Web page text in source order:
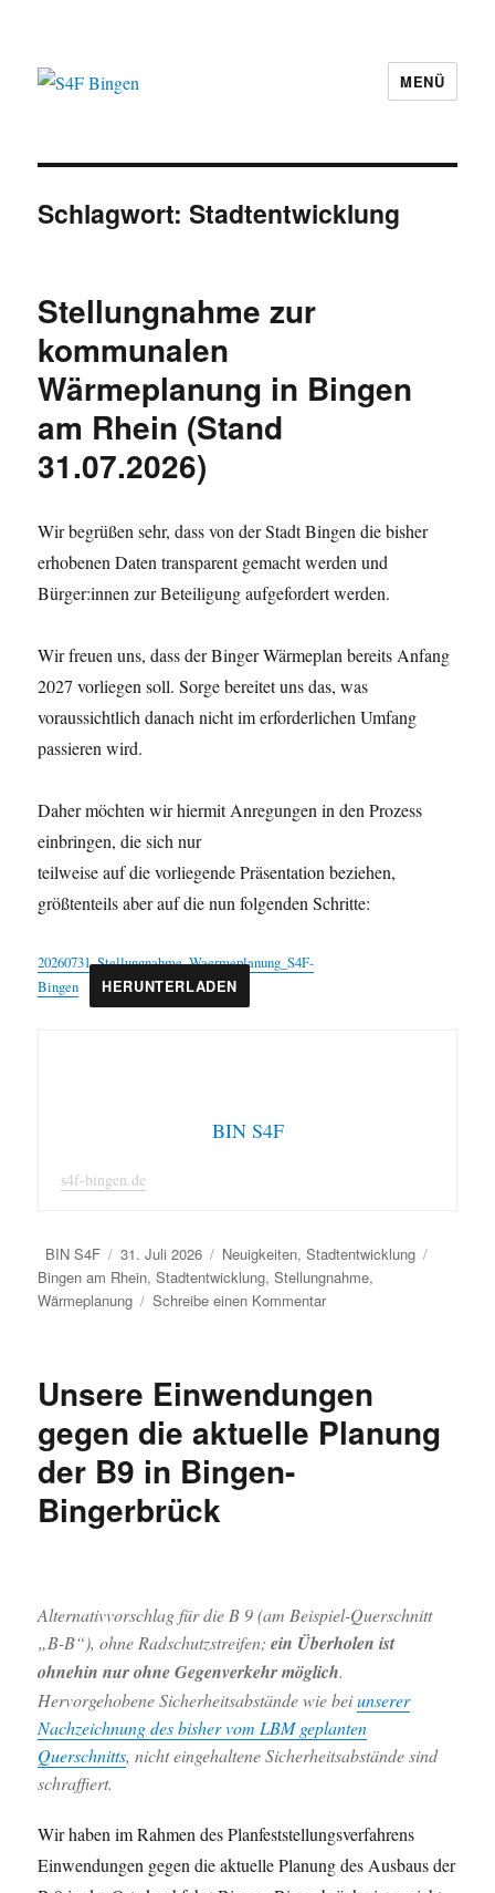
MENÜ
Schlagwort:Stadtentwicklung
Stellungnahme zur
kommunalen
Wärmeplanung in Bingen
am Rhein (Stand
31.07.2026)
Wir begrüßen sehr, dass von der Stadt Bingen die bisher
erhobenen Daten transparent gemacht werden und
Bürger:innen zur Beteiligung aufgefordert werden.
Wir freuen uns, dass der Binger Wärmeplan bereits Anfang
2027 vorliegen soll. Sorge bereitet uns das, was
voraussichtlich danach nicht im erforderlichen Umfang
passieren wird.
Daher möchten wir hiermit Anregungen in den Prozess
einbringen, die sich nur
teilweise auf die vorliegende Präsentation beziehen,
größtenteils aber auf die nun folgenden Schritte:
20260731_Stellungnahme_Waermeplanung_S4F-
Bingen
HERUNTERLADEN
BIN S4F
s4f-bingen.de
Autor
BIN S4F
Veröffentlicht
am
31. Juli 2026 Kategorien
Neuigkeiten,Stadtentwicklung
Bingen am Rhein,Stadtentwicklung,Stellungnahme,
Wärmeplanung
Schreibe einen Kommentarzu
Wärmeplanung
in
Bingen
Unsere Einwendungen
gegen die aktuelle Planung
der B9 in Bingen-
Bingerbrück
Alternativvorschlag für die B 9 (am Beispiel-Querschnitt
„B-B“), ohne Radschutzstreifen;ein Überholen ist
ohnehin nur ohne Gegenverkehr möglich.
Hervorgehobene Sicherheitsabstände wie beiunserer
Nachzeichnung des bisher vom LBM geplanten
Querschnitts, nicht eingehaltene Sicherheitsabstände sind
schraffiert.
Wir haben im Rahmen des Planfeststellungsverfahrens
Einwendungen gegen die aktuelle Planung des Ausbaus der